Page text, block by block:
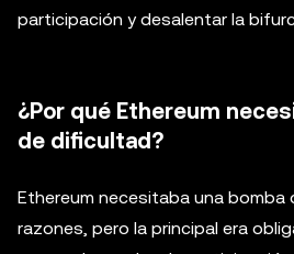
participación y desalentar la
¿Por qué Ethereum
de dificultad?
Ethereum necesitaba una bomba
razones, pero la principal era